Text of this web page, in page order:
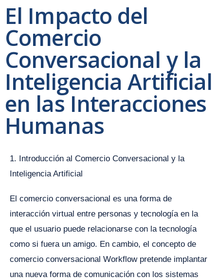
El Impacto del
Comercio
Conversacional y la
Inteligencia Artificial
en las Interacciones
Humanas
1. Introducción al Comercio Conversacional y la
Inteligencia Artificial
El comercio conversacional es una forma de
interacción virtual entre personas y tecnología en la
que el usuario puede relacionarse con la tecnología
como si fuera un amigo. En cambio, el concepto de
comercio conversacional Workflow pretende implantar
una nueva forma de comunicación con los sistemas